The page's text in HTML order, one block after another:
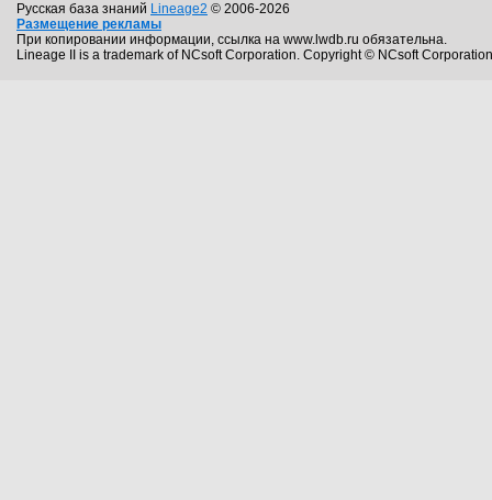
Русская база знаний Lineage2 © 2006-2026
Размещение рекламы
При копировании информации, ссылка на www.lwdb.ru обязательна.
Lineage II is a trademark of NCsoft Corporation. Copyright © NCsoft